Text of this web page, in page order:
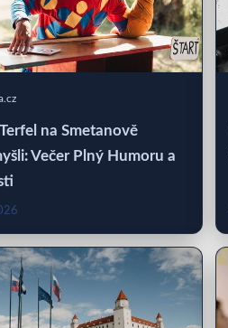
na Smetanově
Večer Plný Humoru a